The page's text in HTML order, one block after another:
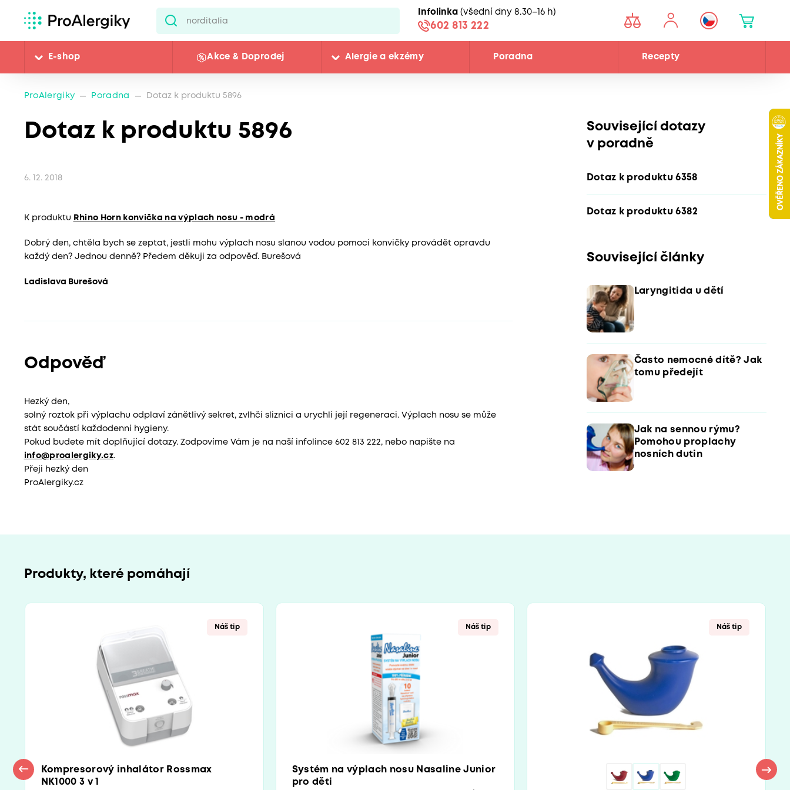
Infolinka (všední dny 8.30–16 h)
602 813 222
E-shop Akce & Doprodej Alergie a ekzémy Poradna Recepty
ProAlergiky Poradna Dotaz k produktu 5896
Dotaz k produktu 5896
6. 12. 2018
K produktu Rhino Horn konvička na výplach nosu - modrá
Dobrý den, chtěla bych se zeptat, jestli mohu výplach nosu slanou vodou pomocí konvičky provádět opravdu
každý den? Jednou denně? Předem děkuji za odpověď. Burešová
Ladislava Burešová
Odpověď
Hezký den,
solný roztok při výplachu odplaví zánětlivý sekret, zvlhčí sliznici a urychlí její regeneraci. Výplach nosu se může
stát součástí každodenní hygieny.
Pokud budete mít doplňující dotazy. Zodpovíme Vám je na naší infolince 602 813 222, nebo napište na
info@proalergiky.cz.
Přeji hezký den
ProAlergiky.cz
Související dotazy
v poradně
Dotaz k produktu 6358
Dotaz k produktu 6382
Související články
Laryngitida u dětí
Často nemocné dítě? Jak
tomu předejít
Jak na sennou rýmu?
Pomohou proplachy
nosních dutin
Produkty, které pomáhají
Náš tip
Kompresorový inhalátor Rossmax
NK1000 3 v 1
Náš tip
Systém na výplach nosu Nasaline Junior
pro děti
Náš tip